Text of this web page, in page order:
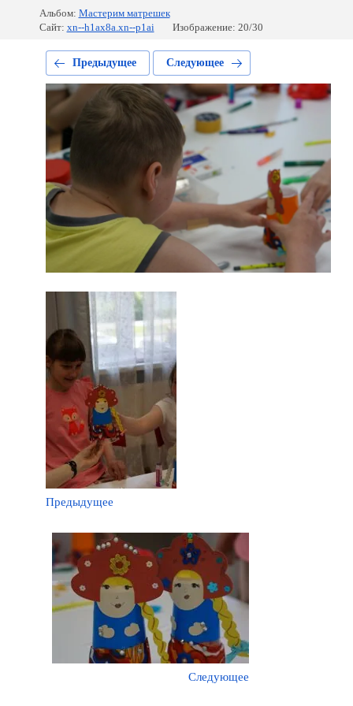
Альбом: Мастерим матрешек
Сайт: xn--h1ax8a.xn--p1ai Изображение: 20/30
Предыдущее Следующее
Предыдущее
Следующее